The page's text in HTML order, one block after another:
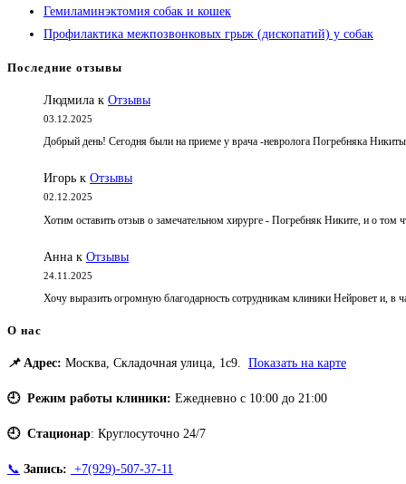
Гемиламинэктомия собак и кошек
Профилактика межпозвонковых грыж (дископатий) у собак
Последние отзывы
Людмила к Отзывы
03.12.2025
Добрый день! Сегодня были на приеме у врача -невролога Погребняка
Игорь к Отзывы
02.12.2025
Хотим оставить отзыв о замечательном хирурге - Погребняк Никите, и о
Анна к Отзывы
24.11.2025
Хочу выразить огромную благодарность сотрудникам клиники Нейровет и,
О нас
📌 Адрес: Москва, Складочная улица, 1с9. Показать на карте
🕘 Режим работы клиники: Ежедневно с 10:00 до 21:00
🕘 Стационар: Круглосуточно 24/7
📞 Запись: +7(929)-507-37-11